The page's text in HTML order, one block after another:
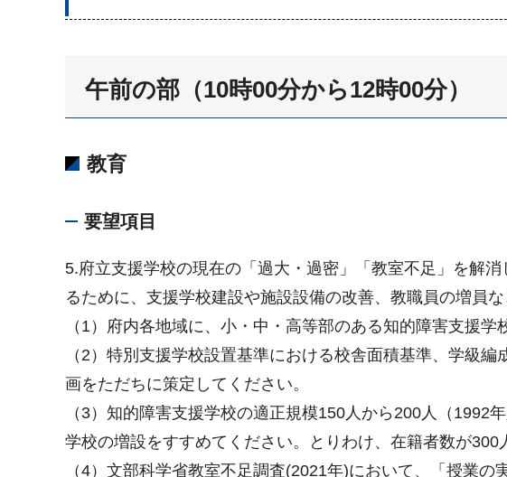
午前の部（10時00分から12時00分）
教育
要望項目
5.府立支援学校の現在の「過大・過密」「教室不足」を解
るために、支援学校建設や施設設備の改善、教職員の増員
（1）府内各地域に、小・中・高等部のある知的障害支援
（2）特別支援学校設置基準における校舎面積基準、学級
画をただちに策定してください。
（3）知的障害支援学校の適正規模150人から200人（
学校の増設をすすめてください。とりわけ、在籍者数が300
（4）文部科学省教室不足調査(2021年)において、「授業